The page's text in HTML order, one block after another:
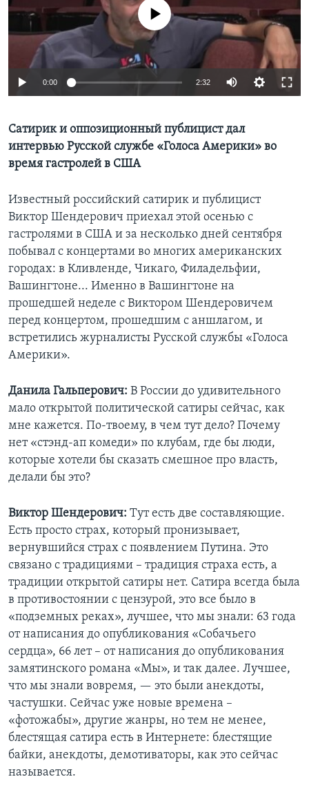
Learning English
СОЦИАЛЬНЫЕ СЕТИ
Языки
No media source currently available
0:00 2:32
Сатирик и оппозиционный публицист дал
интервью Русской службе «Голоса Америки» во
время гастролей в США
Известный российский сатирик и публицист
Виктор Шендерович приехал этой осенью с
гастролями в США и за несколько дней сентября
побывал с концертами во многих американских
городах: в Кливленде, Чикаго, Филадельфии,
Вашингтоне... Именно в Вашингтоне на
прошедшей неделе с Виктором Шендеровичем
перед концертом, прошедшим с аншлагом, и
встретились журналисты Русской службы «Голоса
Америки».
Данила Гальперович: В России до удивительного
мало открытой политической сатиры сейчас, как
мне кажется. По-твоему, в чем тут дело? Почему
нет «стэнд-ап комеди» по клубам, где бы люди,
которые хотели бы сказать смешное про власть,
делали бы это?
Виктор Шендерович: Тут есть две составляющие.
Есть просто страх, который пронизывает,
вернувшийся страх с появлением Путина. Это
связано с традициями – традиция страха есть, а
традиции открытой сатиры нет. Сатира всегда была
в противостоянии с цензурой, это все было в
«подземных реках», лучшее, что мы знали: 63 года
от написания до опубликования «Собачьего
сердца», 66 лет – от написания до опубликования
замятинского романа «Мы», и так далее. Лучшее,
что мы знали вовремя, — это были анекдоты,
частушки. Сейчас уже новые времена –
«фотожабы», другие жанры, но тем не менее,
блестящая сатира есть в Интернете: блестящие
байки, анекдоты, демотиваторы, как это сейчас
называется.